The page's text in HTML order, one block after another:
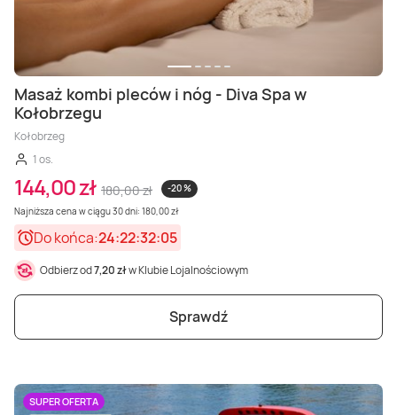
Masaż kombi pleców i nóg - Diva Spa w
Kołobrzegu
Kołobrzeg
1 os.
144,00 zł 180,00 zł
-20 %
Najniższa cena w ciągu 30 dni: 180,00 zł
Do końca:24:22:32:03
Odbierz od7,20 złw Klubie Lojalnościowym
Sprawdź
SUPER OFERTA